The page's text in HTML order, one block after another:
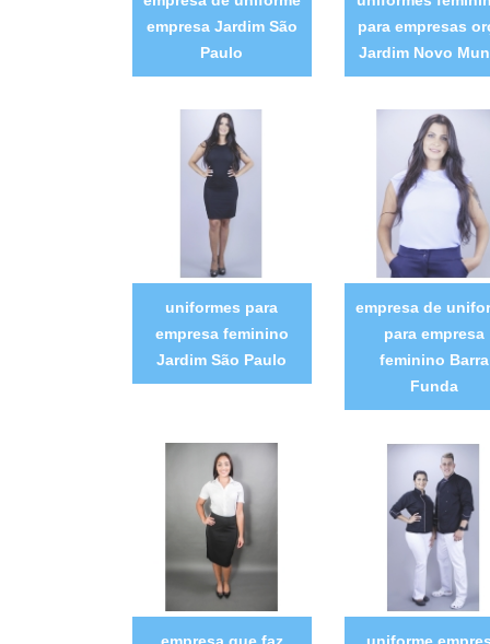
empresa Jardim São
Paulo
para empresas
Jardim Novo
uniformes para
empresa feminino
Jardim São Paulo
empresa de
para empresa
feminino Barra
Funda